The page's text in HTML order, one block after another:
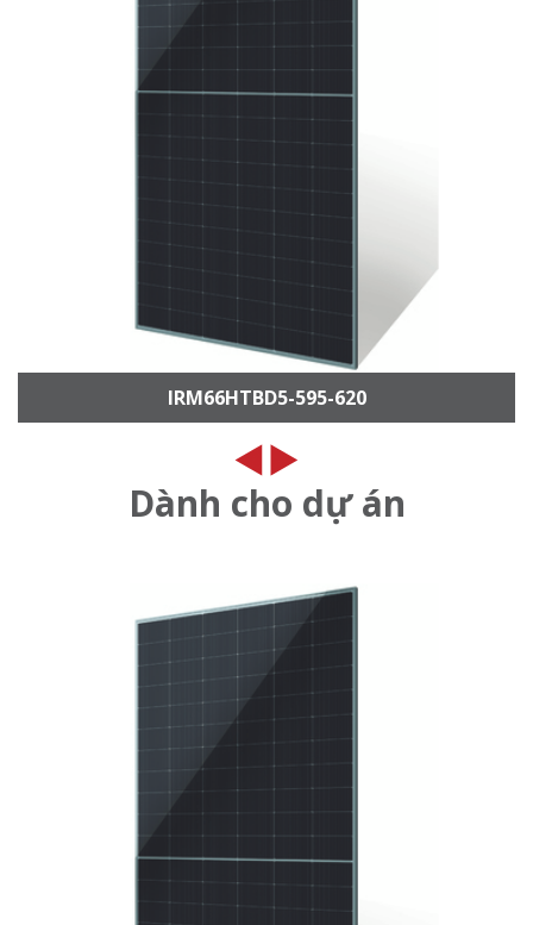
IRM66HTBD5-595-620
Dành cho dự án